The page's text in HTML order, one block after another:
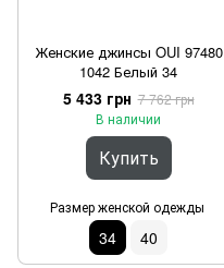
Женские джинсы OUI 97480
1042 Белый 34
5 433 грн 7 762 грн
В наличии
Купить
Размер женской одежды
34 40